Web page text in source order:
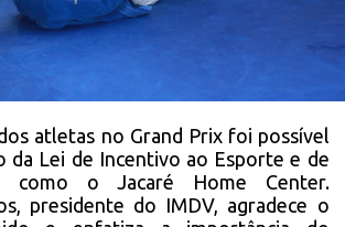
atletas no Grand Prix foi possível
da Lei de Incentivo ao Esporte e de
como o Jacaré Home Center.
presidente do IMDV, agradece o